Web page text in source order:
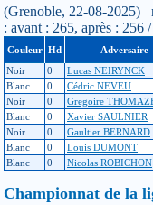
(Grenoble, 22-08-2025)
: avant : 265, après : 256
Couleur Hd Adversaire
Noir
0 Lucas NEIRYNCK
Blanc
0 Cédric NEVEU
Noir
0 Gregoire
Blanc
0 Xavier SAULNIER
Noir
0 Gaultier BERNARD
Blanc
0 Louis DUMONT
Blanc
0 Nicolas ROBICHON
Championnat de la